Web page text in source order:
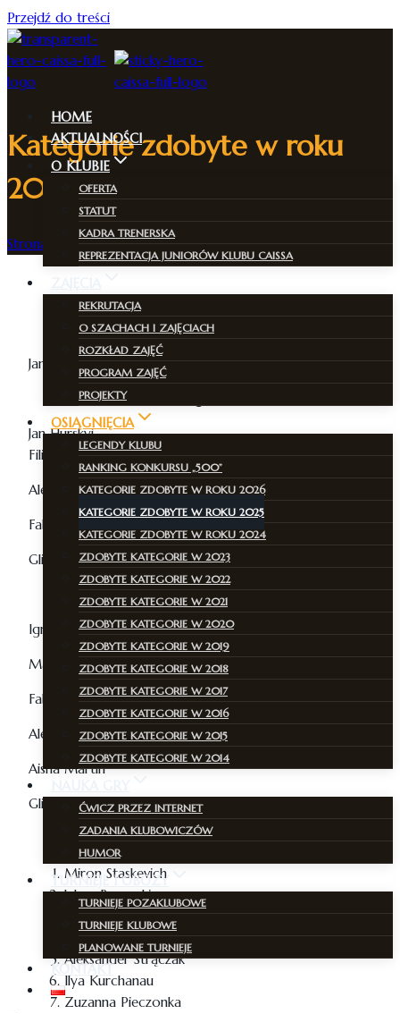
Przejdź do treści
HOME
AKTUALNOŚCI
O KLUBIE
OFERTA
STATUT
KADRA TRENERSKA
REPREZENTACJA JUNIORÓW KLUBU CAISSA
REKRUTACJA
O SZACHACH I ZAJĘCIACH
ROZKŁAD ZAJĘĆ
PROGRAM ZAJĘĆ
PROJEKTY
OSIĄGNIĘCIA
LEGENDY KLUBU
RANKING KONKURSU „500”
KATEGORIE ZDOBYTE W ROKU 2026
KATEGORIE ZDOBYTE W ROKU 2025
KATEGORIE ZDOBYTE W ROKU 2024
ZDOBYTE KATEGORIE W 2023
ZDOBYTE KATEGORIE W 2022
ZDOBYTE KATEGORIE W 2021
ZDOBYTE KATEGORIE W 2020
ZDOBYTE KATEGORIE W 2019
ZDOBYTE KATEGORIE W 2018
ZDOBYTE KATEGORIE W 2017
ZDOBYTE KATEGORIE W 2016
ZDOBYTE KATEGORIE W 2015
ZDOBYTE KATEGORIE W 2014
ĆWICZ PRZEZ INTERNET
ZADANIA KLUBOWICZÓW
HUMOR
TURNIEJE I OBOZY
TURNIEJE POZAKLUBOWE
TURNIEJE KLUBOWE
PLANOWANE TURNIEJE
KONTAKT
Kategorie zdobyte w roku
2025
Strona Główna / Kategorie zdobyte w roku 2025
Kategoria I+
Jan Hurskyi
Jan Hurskyi
Filip Sobieraj
Aleksander Dondalski
Fabian Chaciński Osorio
Glib Momot
Kategoria II+
Ignacy Awramiuk
Marcin Krawczyk
Fabian Chaciński-Osorio
Aleksander Dondalski
Aisha Martin
Glib Momot
Kategoria II
Miron Staskevich
Jahor Barouski
Mateusz Trautsolt-Jeziorski
Dominik Rauch
Aleksander Strączak
Ilya Kurchanau
Zuzanna Pieczonka